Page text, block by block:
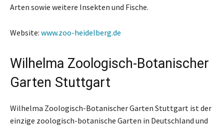
Arten sowie weitere Insekten und Fische.
Website: www.zoo-heidelberg.de
Wilhelma Zoologisch-Botanischer
Garten Stuttgart
Wilhelma Zoologisch-Botanischer Garten Stuttgart ist der
einzige zoologisch-botanische Garten in Deutschland und